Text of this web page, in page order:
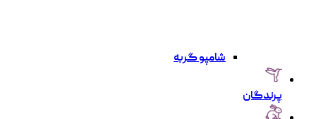
شامپو گربه
پرندگان